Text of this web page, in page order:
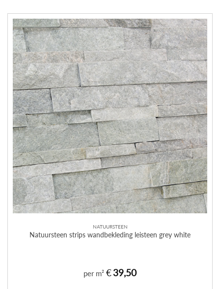
NATUURSTEEN
Natuursteen strips wandbekleding leisteen grey white
per m² €39,50